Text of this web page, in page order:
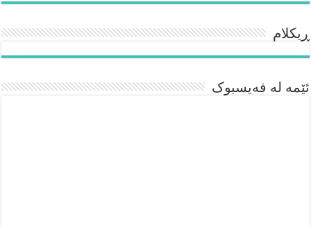
ڕیکلام
ئێمە لە فەیسبوک